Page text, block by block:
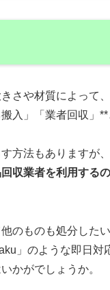
さや材質によって
入」「業者回収」
方法もありますが
収業者を利用する
のものも処分した
」のような即日対
かがでしょうか。